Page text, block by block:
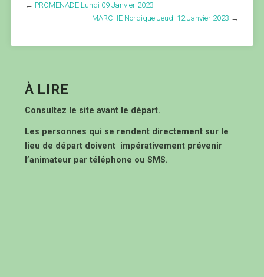
← PROMENADE Lundi 09 Janvier 2023
MARCHE Nordique Jeudi 12 Janvier 2023 →
À LIRE
Consultez le site avant le départ.
Les personnes qui se rendent directement sur le
lieu de départ doivent impérativement prévenir
l’animateur par téléphone ou SMS.